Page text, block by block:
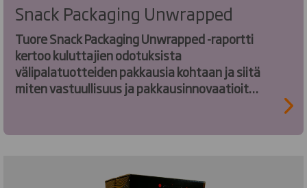
Snack Packaging Unwrapped
Tuore Snack Packaging Unwrapped -raportti
kertoo kuluttajien odotuksista
välipalatuotteiden pakkausia kohtaan ja siitä
miten vastuullisuus ja pakkausinnovaatioit